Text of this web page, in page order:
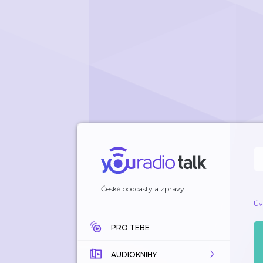
České podcasty a zprávy
PRO TEBE
AUDIOKNIHY